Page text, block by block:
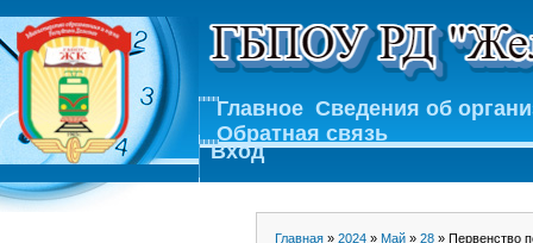
Главное Сведения об
Обратная связь
Вход
Главная » 2024 » Май » 28 » Первенство